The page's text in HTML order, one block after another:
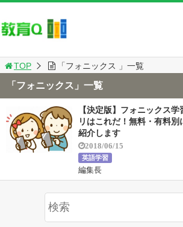
TOP 「フォニックス 」一覧
「フォニックス」一覧
【決定版】フォニックス
リはこれだ！無料・有料別
紹介します
2018/06/15
英語学習
編集長